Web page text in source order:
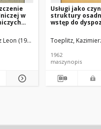
w
(1902-1991).
Usługi jako
struktury
wstęp do
Toeplitz,
1962
maszynopis